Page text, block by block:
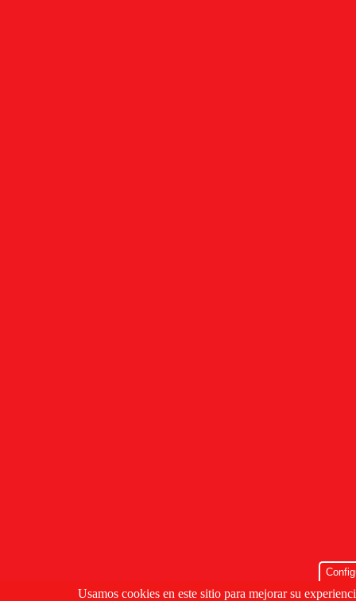
Usamos cookies en este sitio para mejorar su